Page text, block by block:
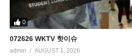
0
072626 WKTV 핫이슈
admin AUGUST 1, 2026